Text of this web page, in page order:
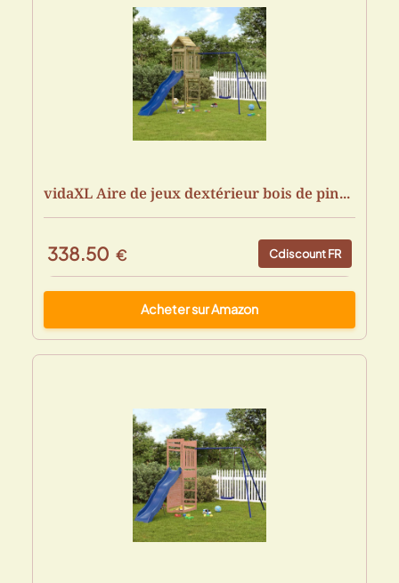
vidaXL Aire de jeux dextérieur bois de pin...
338.50 € Cdiscount FR
Acheter sur Amazon